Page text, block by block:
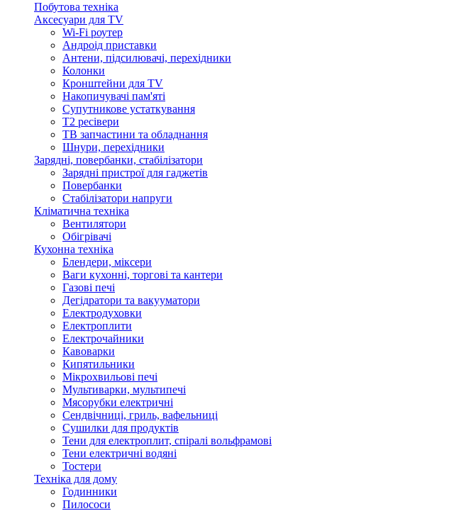
Побутова техніка
Аксесуари для TV
Wi-Fi роутер
Андроід приставки
Антени, підсилювачі, перехідники
Колонки
Кронштейни для TV
Накопичувачі пам'яті
Супутникове устаткування
Т2 ресівери
ТВ запчастини та обладнання
Шнури, перехідники
Зарядні, повербанки, стабілізатори
Зарядні пристрої для гаджетів
Повербанки
Стабілізатори напруги
Кліматична техніка
Вентилятори
Обігрівачі
Кухонна техніка
Блендери, міксери
Ваги кухонні, торгові та кантери
Газові печі
Дегідратори та вакууматори
Електродуховки
Електроплити
Електрочайники
Кавоварки
Кипятильники
Мікрохвильові печі
Мультиварки, мультипечі
Мясорубки електричні
Сендвічниці, гриль, вафельниці
Сушилки для продуктів
Тени для електроплит, спіралі вольфрамові
Тени електричні водяні
Тостери
Техніка для дому
Годинники
Пилососи